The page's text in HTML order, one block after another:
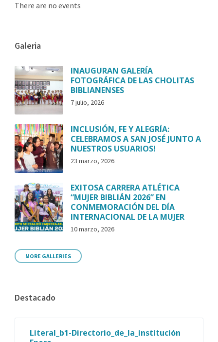
There are no events
Galeria
INAUGURAN GALERÍA
FOTOGRÁFICA DE LAS CHOLITAS
BIBLIANENSES
7 julio, 2026
INCLUSIÓN, FE Y ALEGRÍA:
CELEBRAMOS A SAN JOSÉ JUNTO A
NUESTROS USUARIOS!
23 marzo, 2026
EXITOSA CARRERA ATLÉTICA
“MUJER BIBLIÁN 2026” EN
CONMEMORACIÓN DEL DÍA
INTERNACIONAL DE LA MUJER
10 marzo, 2026
MORE GALLERIES
Destacado
Literal_b1-Directorio_de_la_institución